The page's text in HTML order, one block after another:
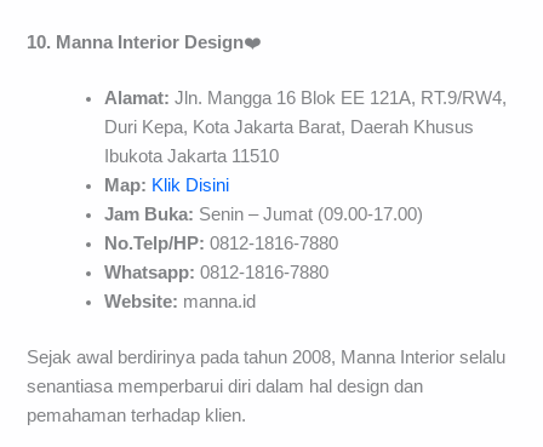
10. Manna Interior Design❤️
Alamat: Jln. Mangga 16 Blok EE 121A, RT.9/RW4,
Duri Kepa, Kota Jakarta Barat, Daerah Khusus
Ibukota Jakarta 11510
Map: Klik Disini
Jam Buka: Senin – Jumat (09.00-17.00)
No.Telp/HP: 0812-1816-7880
Whatsapp:0812-1816-7880
Website: manna.id
Sejak awal berdirinya pada tahun 2008, Manna Interior selalu
senantiasa memperbarui diri dalam hal design dan
pemahaman terhadap klien.